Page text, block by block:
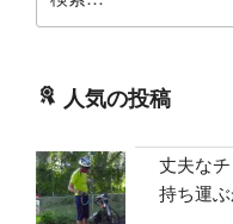
索:
人気の投稿
丈夫な
持ち運